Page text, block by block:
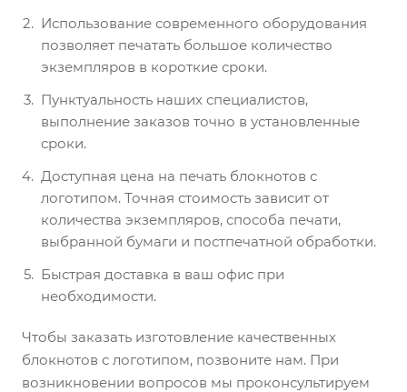
Использование современного оборудования
позволяет печатать большое количество
экземпляров в короткие сроки.
Пунктуальность наших специалистов,
выполнение заказов точно в установленные
сроки.
Доступная цена на печать блокнотов с
логотипом. Точная стоимость зависит от
количества экземпляров, способа печати,
выбранной бумаги и постпечатной обработки.
Быстрая доставка в ваш офис при
необходимости.
Чтобы заказать изготовление качественных
блокнотов с логотипом, позвоните нам. При
возникновении вопросов мы проконсультируем